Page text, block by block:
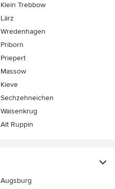
Klein Trebbow
Lärz
Wredenhagen
Priborn
Priepert
Massow
Kieve
Sechzehneichen
Waisenkrug
Alt Ruppin
Augsburg